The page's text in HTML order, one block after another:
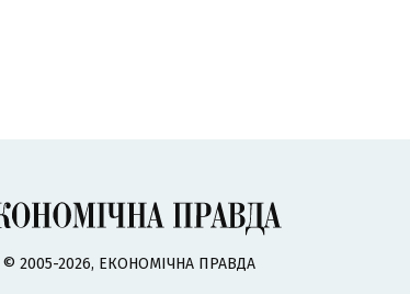
© 2005-2026, ЕКОНОМІЧНА ПРАВДА